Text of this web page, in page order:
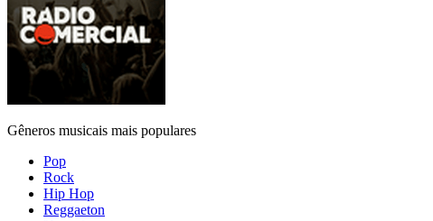
Gêneros musicais mais populares
Pop
Rock
Hip Hop
Reggaeton